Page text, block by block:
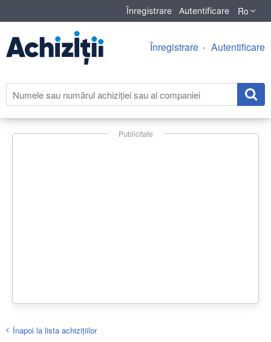
Înregistrare Autentificare Ro
Înregistrare Autentificare
Publicitate
Înapoi la lista achiziţiilor